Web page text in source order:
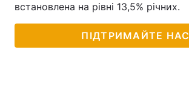
встановлена ​​на рівні 13,5% річних.
ПІДТРИМАЙТЕ НАС